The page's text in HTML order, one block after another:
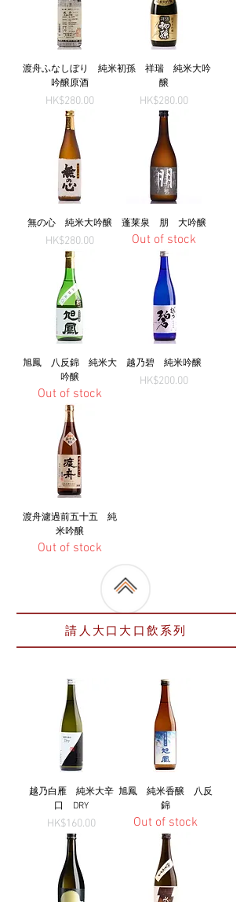
渡舟ふなしぼり 純米
吟醸原酒
Price
HK$280.00
初孫 祥瑞 純米大吟
醸
Price
HK$280.00
無の心 純米大吟醸
Price
HK$280.00
蓬莱泉 朋 大吟醸
Out of stock
旭鳳 八反錦 純米大
吟醸
Out of stock
越乃碧 純米吟醸
Price
HK$200.00
渡舟濾過前五十五 純
米吟醸
Out of stock
請人大口大口飲系列
越乃白雁 純米大辛
口 DRY
Price
HK$160.00
旭鳳 純米香醸 八反
錦
Out of stock